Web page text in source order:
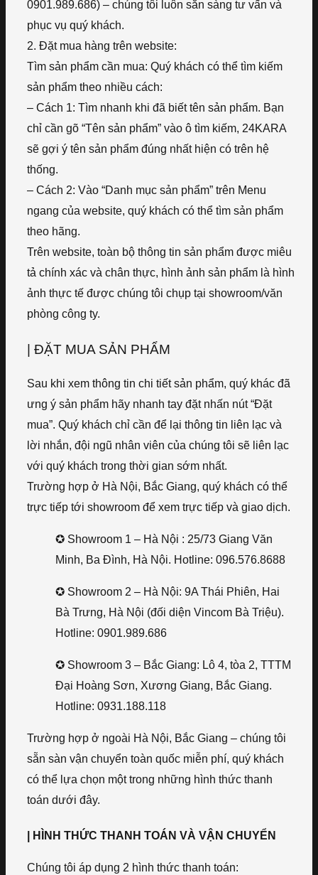
0901.989.686) – chúng tôi luôn sẵn sàng tư vấn và
phục vụ quý khách.
2. Đặt mua hàng trên website:
Tìm sản phẩm cần mua: Quý khách có thể tìm kiếm
sản phẩm theo nhiều cách:
– Cách 1: Tìm nhanh khi đã biết tên sản phẩm. Bạn
chỉ cần gõ “Tên sản phẩm” vào ô tìm kiếm, 24KARA
sẽ gợi ý tên sản phẩm đúng nhất hiện có trên hệ
thống.
– Cách 2: Vào “Danh mục sản phẩm” trên Menu
ngang của website, quý khách có thể tìm sản phẩm
theo hãng.
Trên website, toàn bộ thông tin sản phẩm được miêu
tả chính xác và chân thực, hình ảnh sản phẩm là hình
ảnh thực tế được chúng tôi chụp tại showroom/văn
phòng công ty.
| ĐẶT MUA SẢN PHẨM
Sau khi xem thông tin chi tiết sản phẩm, quý khác đã
ưng ý sản phẩm hãy nhanh tay đặt nhấn nút “Đặt
mua”. Quý khách chỉ cần để lại thông tin liên lạc và
lời nhắn, đội ngũ nhân viên của chúng tôi sẽ liên lạc
với quý khách trong thời gian sớm nhất.
Trường hợp ở Hà Nội, Bắc Giang, quý khách có thể
trực tiếp tới showroom để xem trực tiếp và giao dịch.
✪ Showroom 1 – Hà Nội : 25/73 Giang Văn
Minh, Ba Đình, Hà Nội. Hotline: 096.576.8688
✪ Showroom 2 – Hà Nội: 9A Thái Phiên, Hai
Bà Trưng, Hà Nội (đối diện Vincom Bà Triệu).
Hotline: 0901.989.686
✪ Showroom 3 – Bắc Giang: Lô 4, tòa 2, TTTM
Đại Hoàng Sơn, Xương Giang, Bắc Giang.
Hotline: 0931.188.118
Trường hợp ở ngoài Hà Nội, Bắc Giang – chúng tôi
sẵn sàn vận chuyển toàn quốc miễn phí, quý khách
có thể lựa chọn một trong những hình thức thanh
toán dưới đây.
| HÌNH THỨC THANH TOÁN VÀ VẬN CHUYỂN
Chúng tôi áp dụng 2 hình thức thanh toán: